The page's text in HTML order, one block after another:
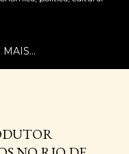
MAIS…